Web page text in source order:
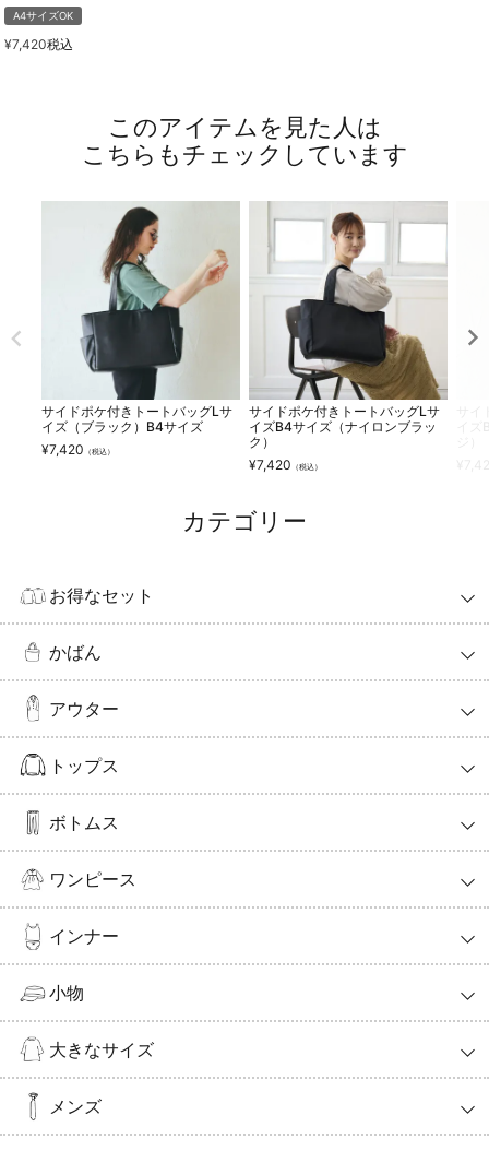
A4サイズOK
¥7,420税込
このアイテムを見た人は
こちらもチェックしています
サイドポケ付きトートバッグLサ
イズ（ブラック）B4サイズ
¥7,420 （税込）
サイドポケ付きトートバッグLサ
イズB4サイズ（ナイロンブラッ
ク）
¥7,420 （税込）
カテゴリー
お得なセット
かばん
アウター
トップス
ボトムス
ワンピース
インナー
小物
大きなサイズ
メンズ